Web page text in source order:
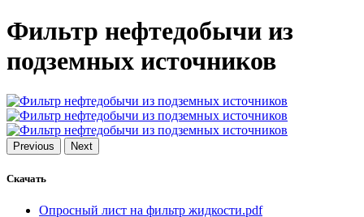
Фильтр нефтедобычи из
подземных источников
Previous Next
Скачать
Опросный лист на фильтр жидкости.pdf